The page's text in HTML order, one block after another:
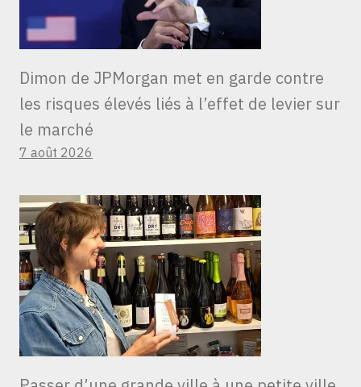
Dimon de JPMorgan met en garde contre
les risques élevés liés à l’effet de levier sur
le marché
7 août 2026